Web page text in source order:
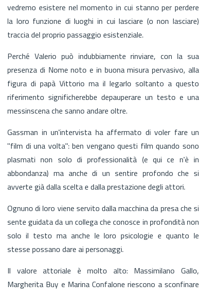
vedremo esistere nel momento in cui stanno per perdere
la loro funzione di luoghi in cui lasciare (o non lasciare)
traccia del proprio passaggio esistenziale.
Perché Valerio può indubbiamente rinviare, con la sua
presenza di Nome noto e in buona misura pervasivo, alla
figura di papà Vittorio ma il legarlo soltanto a questo
riferimento significherebbe depauperare un testo e una
messinscena che sanno andare oltre.
Gassman in un'intervista ha affermato di voler fare un
"film di una volta": ben vengano questi film quando sono
plasmati non solo di professionalità (e qui ce n'è in
abbondanza) ma anche di un sentire profondo che si
avverte già dalla scelta e dalla prestazione degli attori.
Ognuno di loro viene servito dalla macchina da presa che si
sente guidata da un collega che conosce in profondità non
solo il testo ma anche le loro psicologie e quanto le
stesse possano dare ai personaggi.
Il valore attoriale è molto alto: Massimilano Gallo,
Margherita Buy e Marina Confalone riescono a sconfinare